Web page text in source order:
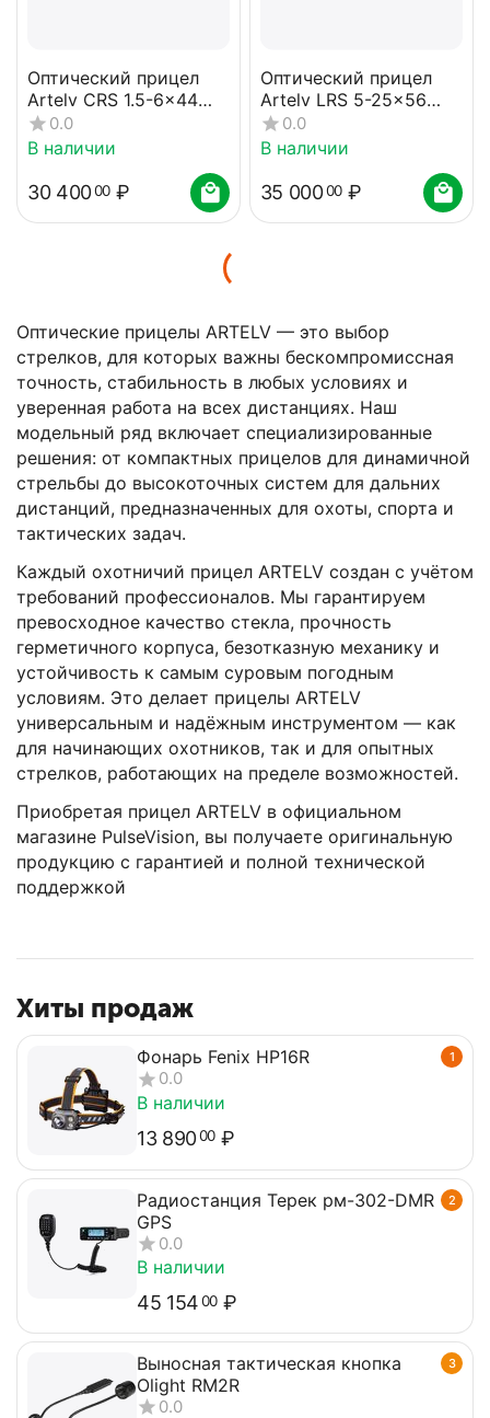
Оптические прицелы ARTELV — это выбор
стрелков, для которых важны бескомпромиссная
точность, стабильность в любых условиях и
уверенная работа на всех дистанциях. Наш
модельный ряд включает специализированные
решения: от компактных прицелов для динамичной
стрельбы до высокоточных систем для дальних
дистанций, предназначенных для охоты, спорта и
тактических задач.
Каждый охотничий прицел ARTELV создан с учётом
требований профессионалов. Мы гарантируем
превосходное качество стекла, прочность
герметичного корпуса, безотказную механику и
устойчивость к самым суровым погодным
условиям. Это делает прицелы ARTELV
универсальным и надёжным инструментом — как
для начинающих охотников, так и для опытных
стрелков, работающих на пределе возможностей.
Приобретая прицел ARTELV в официальном
магазине PulseVision, вы получаете оригинальную
продукцию с гарантией и полной технической
поддержкой
Оптический прицел
Artelv CRS 1.5-6x44
SFP 30мм
0.0
В наличии
30 40000 ₽
Оптический прицел
Artelv LRS 5-25x56
SFP 30мм
0.0
В наличии
35 00000 ₽
Хиты продаж
1
Фонарь Fenix HP16R
0.0
В наличии
13 89000 ₽
2
Радиостанция Терек рм-302-DMR
GPS
0.0
В наличии
45 15400 ₽
3
Выносная тактическая кнопка
Olight RM2R
0.0